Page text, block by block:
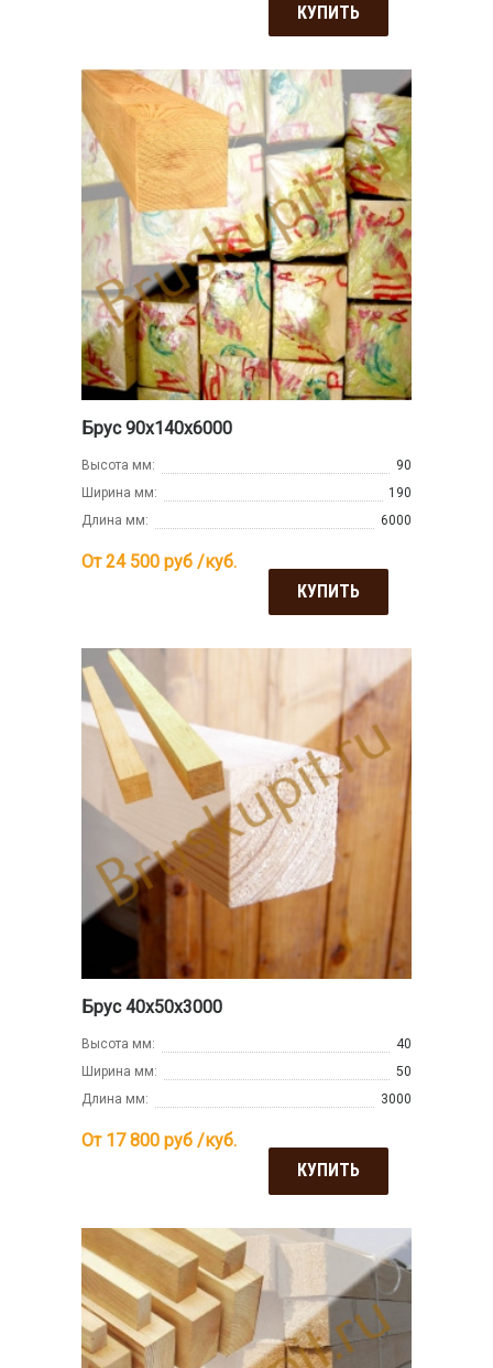
КУПИТЬ
Брус 90х140х6000
Высота мм:
90
Ширина мм:
190
Длина мм:
6000
От 24 500 руб /куб.
КУПИТЬ
Брус 40х50х3000
Высота мм:
40
Ширина мм:
50
Длина мм:
3000
От 17 800 руб /куб.
КУПИТЬ